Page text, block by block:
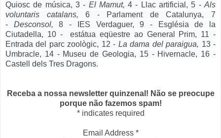
Quiosc de música, 3 - El Mamut,4 - Llac artificial, 5 -Als
voluntaris catalans,6 - Parlament de Catalunya,7
- Desconsol,8 - IES Verdaguer,9 - Església de la
Ciutadella, 10 - estátua eqüestre ao General Prim, 11 -
Entrada del parc zoològic, 12 - La dama del paraigua, 13 -
Umbracle, 14 - Museu de Geologia, 15 - Hivernacle, 16 -
Castell dels Tres Dragons.
Receba a nossa newsletter quinzenal! Não se preocupe
porque não fazemos spam!
*indicates required
Email Address *